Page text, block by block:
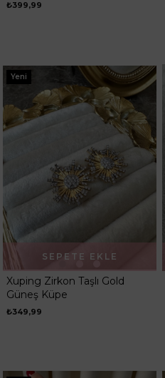
₺399,99
Xuping Zirkon Taşlı Gold
Güneş Küpe
₺349,99
SEPETE EKLE
Yeni